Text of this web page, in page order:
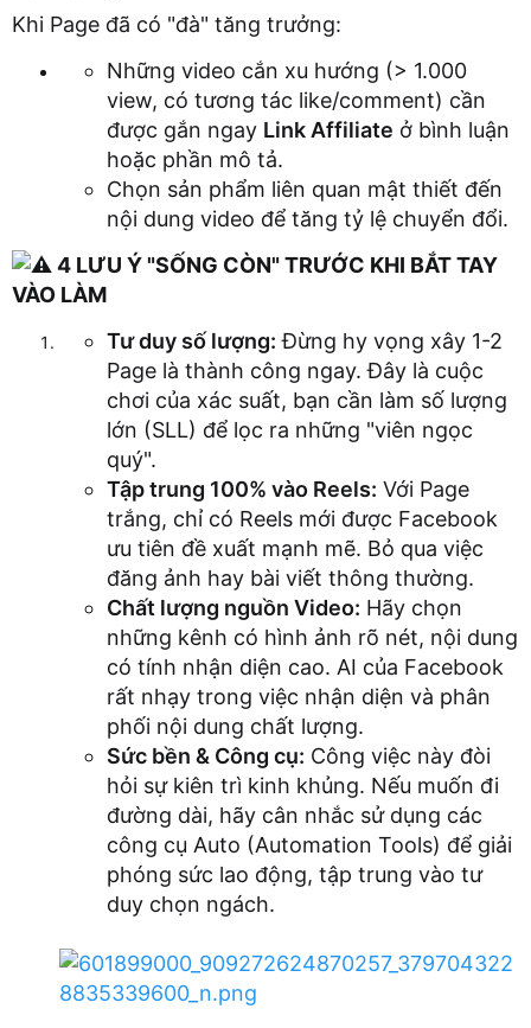
Khi Page đã có "đà" tăng trưởng:
Những video cắn xu hướng (> 1.000
view, có tương tác like/comment) cần
được gắn ngay Link Affiliate ở bình luận
hoặc phần mô tả.
Chọn sản phẩm liên quan mật thiết đến
nội dung video để tăng tỷ lệ chuyển đổi.
4 LƯU Ý "SỐNG CÒN" TRƯỚC KHI BẮT TAY
VÀO LÀM
Tư duy số lượng: Đừng hy vọng xây 1-2
Page là thành công ngay. Đây là cuộc
chơi của xác suất, bạn cần làm số lượng
lớn (SLL) để lọc ra những "viên ngọc
quý".
Tập trung 100% vào Reels: Với Page
trắng, chỉ có Reels mới được Facebook
ưu tiên đề xuất mạnh mẽ. Bỏ qua việc
đăng ảnh hay bài viết thông thường.
Chất lượng nguồn Video: Hãy chọn
những kênh có hình ảnh rõ nét, nội dung
có tính nhận diện cao. AI của Facebook
rất nhạy trong việc nhận diện và phân
phối nội dung chất lượng.
Sức bền & Công cụ: Công việc này đòi
hỏi sự kiên trì kinh khủng. Nếu muốn đi
đường dài, hãy cân nhắc sử dụng các
công cụ Auto (Automation Tools) để giải
phóng sức lao động, tập trung vào tư
duy chọn ngách.